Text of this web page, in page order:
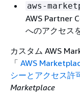
aws-
AWS Partner
へのアクセス
カスタム AWS
「 AWS
シーとアクセス許
Marketplace